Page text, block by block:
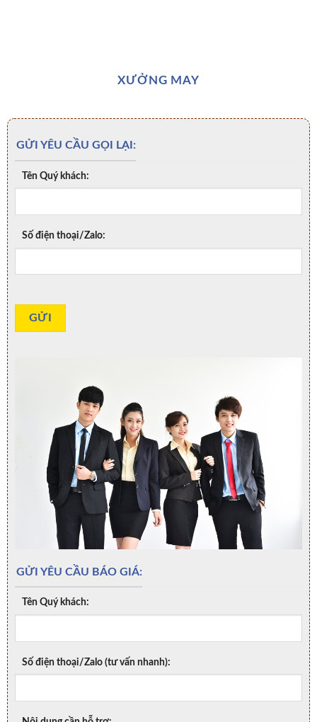
XƯỞNG MAY
GỬI YÊU CẦU GỌI LẠI:
Tên Quý khách:
Số điện thoại/Zalo:
GỬI YÊU CẦU BÁO GIÁ:
Tên Quý khách:
Số điện thoại/Zalo (tư vấn nhanh):